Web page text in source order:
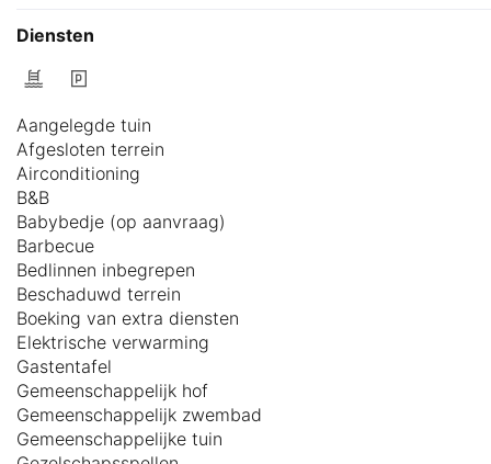
Diensten
Aangelegde tuin
Afgesloten terrein
Airconditioning
B&B
Babybedje (op aanvraag)
Barbecue
Bedlinnen inbegrepen
Beschaduwd terrein
Boeking van extra diensten
Elektrische verwarming
Gastentafel
Gemeenschappelijk hof
Gemeenschappelijk zwembad
Gemeenschappelijke tuin